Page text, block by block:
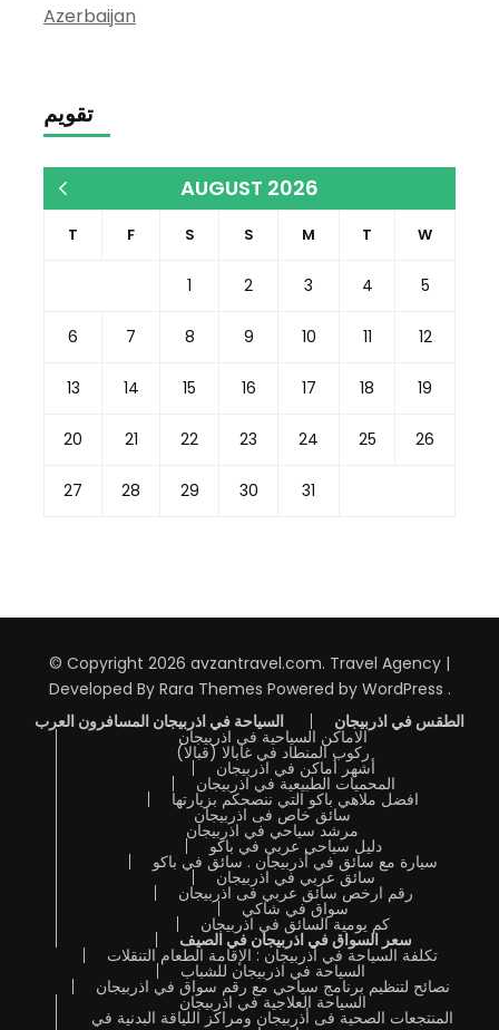
Azerbaijan
تقويم
AUGUST 2026
T F S S M T W
1 2 3 4 5
6 7 8 9 10 11 12
13 14 15 16 17 18 19
20 21 22 23 24 25 26
27 28 29 30 31
© Copyright 2026 avzantravel.com. Travel Agency |
Developed By Rara Themes Powered by WordPress .
السياحة في اذربيجان المسافرون العرب
الطقس في اذربيجان
الاماكن السياحية في اذربيجان
ركوب المنطاد في غابالا (قبالا)
أشهر أماكن في اذربيجان
المحميات الطبيعية في اذربيجان
افضل ملاهي باكو التي ننصحكم بزيارتها
سائق خاص فى اذربيجان
مرشد سياحي في اذربيجان
دليل سياحي عربي في باكو
سيارة مع سائق في أذربيجان . سائق في باكو
سائق عربي في اذربيجان
رقم ارخص سائق عربي فى اذربيجان
سواق في شاكي
كم يومية السائق في اذربيجان
سعر السواق في اذربيجان في الصيف
تكلفة السياحة في أذربيجان : الإقامة الطعام التنقلات
السياحة في اذربيجان للشباب
نصائح لتنظيم برنامج سياحي مع رقم سواق في اذربيجان
السياحة العلاجية في اذربيجان
المنتجعات الصحية فى أذربيجان ومراكز اللياقة البدنية في